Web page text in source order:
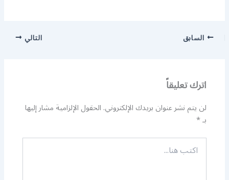
السابق التالي
اترك تعليقاً
لن يتم نشر عنوان بريدك الإلكتروني.الحقول الإلزامية مشار إليها
بـ*
اكتب
هنا...